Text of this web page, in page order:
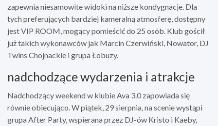
zapewnia niesamowite widoki na niższe kondygnacje. Dla
tych preferujących bardziej kameralną atmosferę, dostępny
jest VIP ROOM, mogący pomieścić do 25 osób. Klub gościł
już takich wykonawców jak Marcin Czerwiński, Nowator, DJ
Twins Chojnackie i grupa Łobuzy.
nadchodzące wydarzenia i atrakcje
Nadchodzący weekend w klubie Ava 3.0 zapowiada się
równie obiecująco. W piątek, 29 sierpnia, na scenie wystąpi
grupa After Party, wspierana przez DJ-ów Kristo i Kaeby,